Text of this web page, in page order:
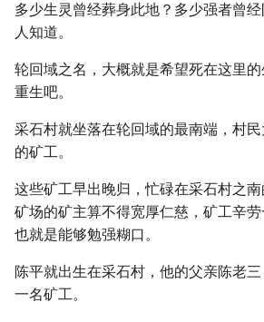
多少生灵曾经葬身此地？多少强者曾
人知道。
轮回域之名，大概就是希望死在这里
重生吧。
采石村就坐落在轮回域的最南端，村
的矿工。
这些矿工早出晚归，忙碌在采石村之
矿场的矿主算不得宽厚仁慈，矿工辛劳
也就是能够勉强糊口。
陈平就出生在采石村，他的父亲陈老
一名矿工。